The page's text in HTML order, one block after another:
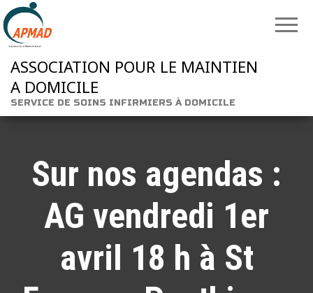
ASSOCIATION POUR LE MAINTIEN
A DOMICILE
SERVICE DE SOINS INFIRMIERS À DOMICILE
Sur nos agendas :
AG vendredi 1er
avril 18 h à St